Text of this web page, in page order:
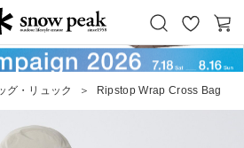
Snow Peak
お
気
カ
ー
グ・リュック ＞ Ripstop Wrap Cross Bag